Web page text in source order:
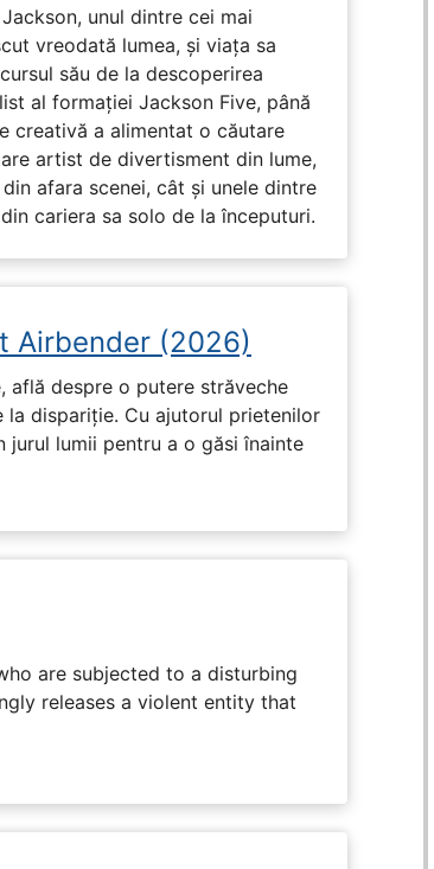
unul dintre cei mai
vreodată lumea, și viața sa
său de la descoperirea
al formației Jackson Five, până
creativă a alimentat o căutare
artist de divertisment din lume,
afara scenei, cât și unele dintre
cariera sa solo de la începuturi.
Airbender (2026)
află despre o putere străveche
la dispariție. Cu ajutorul prietenilor
jurul lumii pentru a o găsi înainte
are subjected to a disturbing
releases a violent entity that